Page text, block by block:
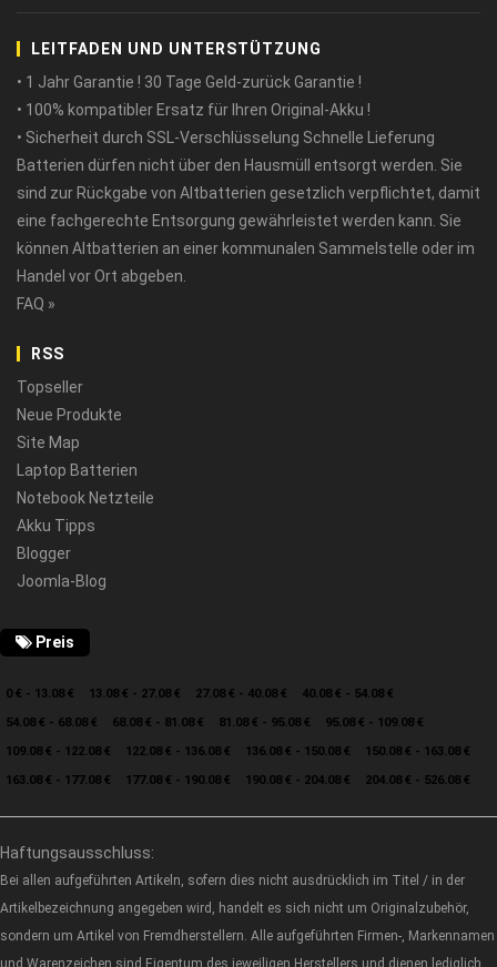
LEITFADEN UND UNTERSTÜTZUNG
• 1 Jahr Garantie ! 30 Tage Geld-zurück Garantie !
• 100% kompatibler Ersatz für Ihren Original-Akku !
• Sicherheit durch SSL-Verschlüsselung Schnelle Lieferung
Batterien dürfen nicht über den Hausmüll entsorgt werden. Sie
sind zur Rückgabe von Altbatterien gesetzlich verpflichtet, damit
eine fachgerechte Entsorgung gewährleistet werden kann. Sie
können Altbatterien an einer kommunalen Sammelstelle oder im
Handel vor Ort abgeben.
FAQ »
RSS
Topseller
Neue Produkte
Site Map
Laptop Batterien
Notebook Netzteile
Akku Tipps
Blogger
Joomla-Blog
Preis
0 € - 13.08 € 13.08 € - 27.08 € 27.08 € - 40.08 €
40.08 € - 54.08 €
54.08 € - 68.08 €
68.08 € - 81.08 € 81.08 € - 95.08 €
95.08 € - 109.08 €
109.08 € - 122.08 €
122.08 € - 136.08 € 136.08 € - 150.08 €
150.08 € - 163.08 €
163.08 € - 177.08 €
177.08 € - 190.08 € 190.08 € - 204.08 € 204.08 € - 526.08 €
Haftungsausschluss:
Bei allen aufgeführten Artikeln, sofern dies nicht ausdrücklich im Titel / in der
Artikelbezeichnung angegeben wird, handelt es sich nicht um Originalzubehör,
sondern um Artikel von Fremdherstellern. Alle aufgeführten Firmen-, Markennamen
und Warenzeichen sind Eigentum des jeweiligen Herstellers und dienen lediglich